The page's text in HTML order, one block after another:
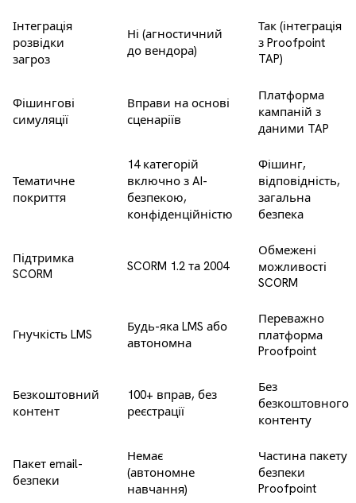
Інтеграція
розвідки
загроз
Ні (агностичний
до вендора)
Так (інтеграція
з Proofpoint
TAP)
Фішингові
симуляції
Вправи на основі
сценаріїв
Платформа
кампаній з
даними TAP
Тематичне
покриття
14 категорій
включно з AI-
безпекою,
конфіденційністю
Фішинг,
відповідність,
загальна
безпека
Підтримка
SCORM
SCORM 1.2 та 2004
Обмежені
можливості
SCORM
Гнучкість LMS
Будь-яка LMS або
автономна
Переважно
платформа
Proofpoint
Безкоштовний
контент
100+ вправ, без
реєстрації
Без
безкоштовного
контенту
Пакет email-
безпеки
Немає
(автономне
навчання)
Частина пакету
безпеки
Proofpoint